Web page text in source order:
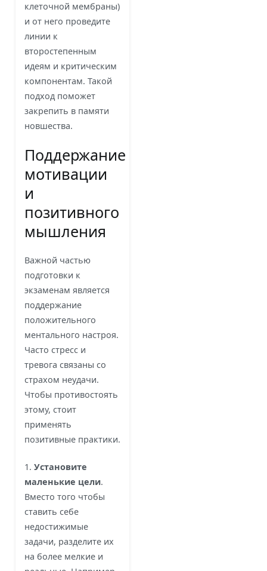
клеточной мембраны)
и от него проведите
линии к
второстепенным
идеям и критическим
компонентам. Такой
подход поможет
закрепить в памяти
новшества.
Поддержание
мотивации
и
позитивного
мышления
Важной частью
подготовки к
экзаменам является
поддержание
положительного
ментального настроя.
Часто стресс и
тревога связаны со
страхом неудачи.
Чтобы противостоять
этому, стоит
применять
позитивные практики.
1. Установите
маленькие цели.
Вместо того чтобы
ставить себе
недостижимые
задачи, разделите их
на более мелкие и